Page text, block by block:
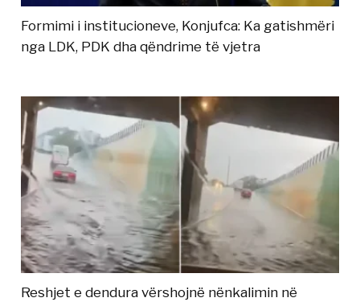
Formimi i institucioneve, Konjufca: Ka gatishmëri
nga LDK, PDK dha qëndrime të vjetra
Reshjet e dendura vërshojnë nënkalimin në